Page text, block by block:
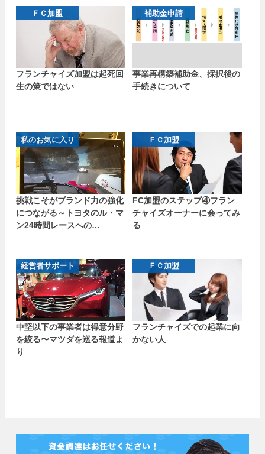
ＦＣ加盟
フランチャイズ加盟は起死回
生の策ではない
補助金申請
事業再構築補助金、採択後の
手続きについて
私のお気に入り
挑戦こそがブランド力の強化
につながる～トヨタのル・マ
ン24時間レースへの…
ＦＣ加盟
FC加盟のステップ④フラン
チャイズオーナーに会ってみ
る
経営者サポート
中堅以下の事業者は得意分野
を絞る〜マツダを巡る報道よ
り
ＦＣ加盟
フランチャイズでの起業に向
かない人